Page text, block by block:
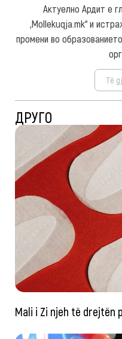
Актуелно Ардит е
„Mollekuqja.mk“ и
промени во
Të
ДРУГО
Mali i Zi njeh të drejtën